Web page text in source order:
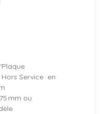
Service en
mm ou